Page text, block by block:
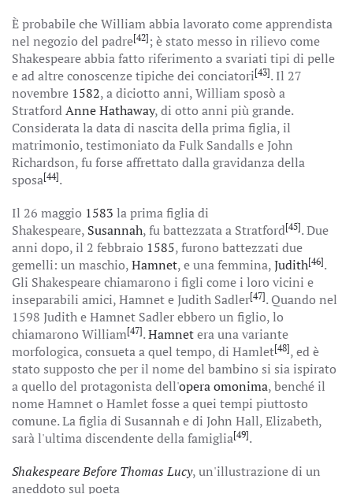
È probabile che William abbia lavorato come apprendista
nel negozio del padre[42] ; è stato messo in rilievo come
Shakespeare abbia fatto riferimento a svariati tipi di pelle
e ad altre conoscenze tipiche dei conciatori[43]. Il 27
novembre 1582, a diciotto anni, William sposò a
StratfordAnne Hathaway, di otto anni più grande.
Considerata la data di nascita della prima figlia, il
matrimonio, testimoniato da Fulk Sandalls e John
Richardson, fu forse affrettato dalla gravidanza della
sposa[44].
Il 26 maggio 1583 la prima figlia di
Shakespeare, Susannah, fu battezzata a Stratford[45]. Due
anni dopo, il 2 febbraio 1585, furono battezzati due
gemelli: un maschio,Hamnet, e una femmina,Judith[46].
Gli Shakespeare chiamarono i figli come i loro vicini e
inseparabili amici, Hamnet e Judith Sadler[47]. Quando nel
1598 Judith e Hamnet Sadler ebbero un figlio, lo
chiamarono William[47].Hamnetera una variante
morfologica, consueta a quel tempo, di Hamlet[48], ed è
stato supposto che per il nome del bambino si sia ispirato
a quello del protagonista dell'opera omonima, benché il
nome Hamnet o Hamlet fosse a quei tempi piuttosto
comune. La figlia di Susannah e di John Hall, Elizabeth,
sarà l'ultima discendente della famiglia[49].
Shakespeare Before Thomas Lucy, un'illustrazione di un
aneddoto sul poeta